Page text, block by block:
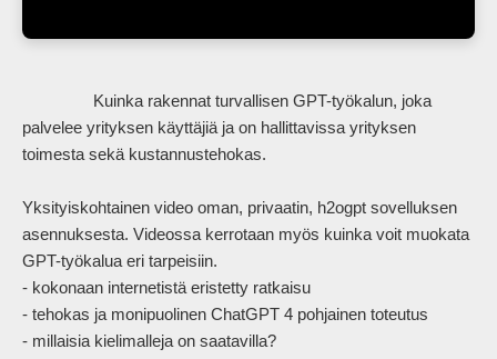
palvelee yrityksen käyttäjiä ja on hallittavissa yrityksen
toimesta sekä kustannustehokas.
Yksityiskohtainen video oman, privaatin, h2ogpt sovelluksen
asennuksesta. Videossa kerrotaan myös kuinka voit muokata
GPT-työkalua eri tarpeisiin.
- kokonaan internetistä eristetty ratkaisu
- tehokas ja monipuolinen ChatGPT 4 pohjainen toteutus
- millaisia kielimalleja on saatavilla?